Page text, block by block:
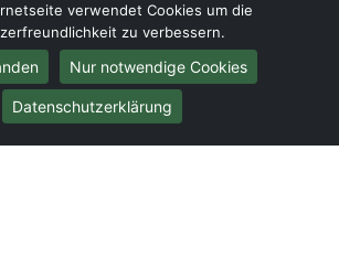
nach Wolfsburg
nach Bottrop
nach Göttingen
nach Reutlingen
nach Bremer­haven
nach Koblenz
verwendet Cookies um die
zu verbessern.
Nur notwendige Cookies
Datenschutzerklärung